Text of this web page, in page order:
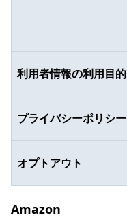
利用者情報の利用目的
プライバシーポリシー
オプトアウト
Amazon